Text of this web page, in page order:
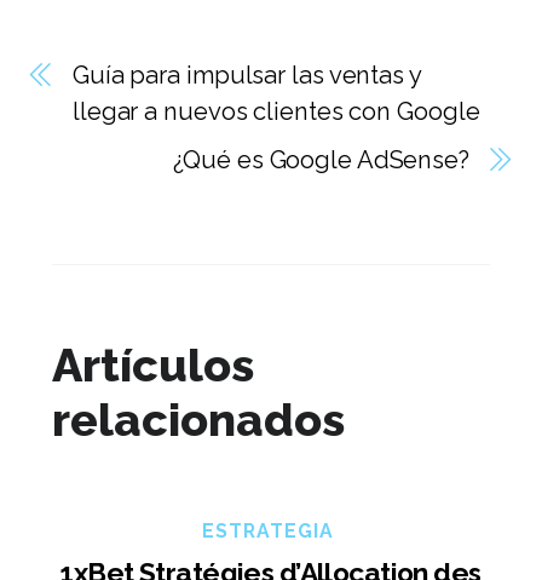
Guía para impulsar las ventas y
llegar a nuevos clientes con Google
¿Qué es Google AdSense?
Artículos
relacionados
ESTRATEGIA
1xBet Stratégies d’Allocation des